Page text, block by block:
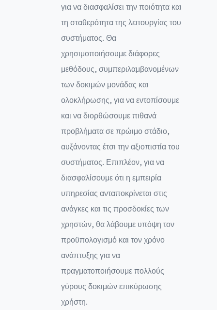
για να διασφαλίσει την ποιότητα και
τη σταθερότητα της λειτουργίας του
συστήματος. Θα
χρησιμοποιήσουμε διάφορες
μεθόδους, συμπεριλαμβανομένων
των δοκιμών μονάδας και
ολοκλήρωσης, για να εντοπίσουμε
και να διορθώσουμε πιθανά
προβλήματα σε πρώιμο στάδιο,
αυξάνοντας έτσι την αξιοπιστία του
συστήματος. Επιπλέον, για να
διασφαλίσουμε ότι η εμπειρία
υπηρεσίας ανταποκρίνεται στις
ανάγκες και τις προσδοκίες των
χρηστών, θα λάβουμε υπόψη τον
προϋπολογισμό και τον χρόνο
ανάπτυξης για να
πραγματοποιήσουμε πολλούς
γύρους δοκιμών επικύρωσης
χρήστη.